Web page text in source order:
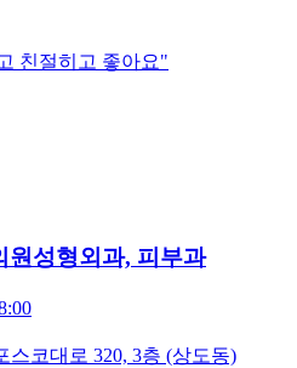
친절히고 좋아요"
원성형외과, 피부과
스코대로 320, 3층 (상도동)